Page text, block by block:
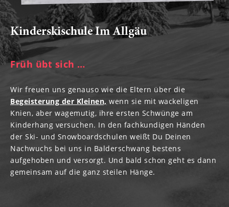
----
Kinderskischule Im Allgäu
Früh übt sich …
Wir freuen uns genauso wie die Eltern über die
Begeisterung der Kleinen, wenn sie mit wackeligen
Knien, aber wagemutig, ihre ersten Schwünge am
Kinderhang versuchen. In den fachkundigen Händen
der Ski- und Snowboardschulen weißt Du Deinen
Nachwuchs bei uns in Balderschwang bestens
aufgehoben und versorgt. Und bald schon geht es dann
gemeinsam auf die ganz steilen Hänge.